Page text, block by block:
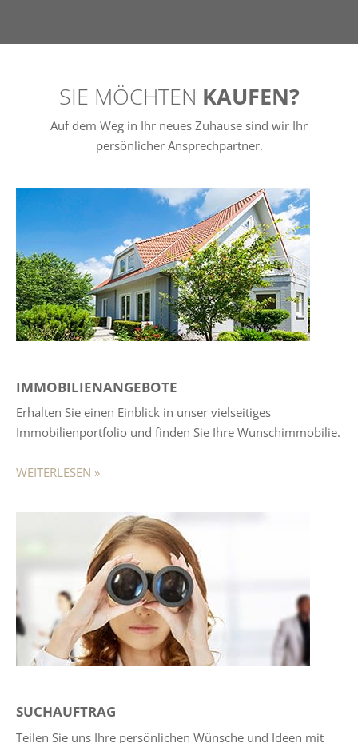
SIE MÖCHTEN KAUFEN?
Auf dem Weg in Ihr neues Zuhause sind wir Ihr
persönlicher Ansprechpartner.
IMMOBILIENANGEBOTE
Erhalten Sie einen Einblick in unser vielseitiges
Immobilienportfolio und finden Sie Ihre Wunschimmobilie.
WEITERLESEN »
SUCHAUFTRAG
Teilen Sie uns Ihre persönlichen Wünsche und Ideen mit